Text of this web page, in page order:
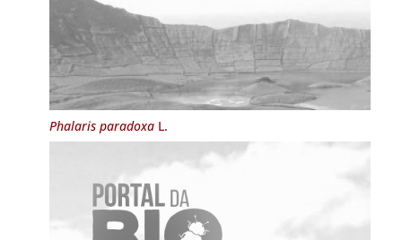
Phalaris paradoxaL.